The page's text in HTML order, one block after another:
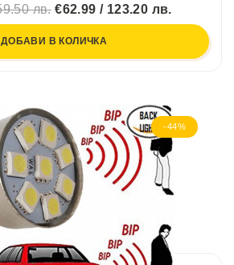
лв.€62.99 / 123.20 лв.
ДОБАВИ В КОЛИЧКА
-44%